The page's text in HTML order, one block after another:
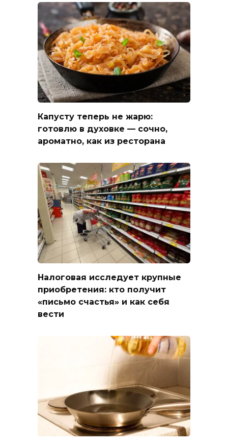
Капусту теперь не жарю:
готовлю в духовке — сочно,
ароматно, как из ресторана
Налоговая исследует крупные
приобретения: кто получит
«письмо счастья» и как себя
вести